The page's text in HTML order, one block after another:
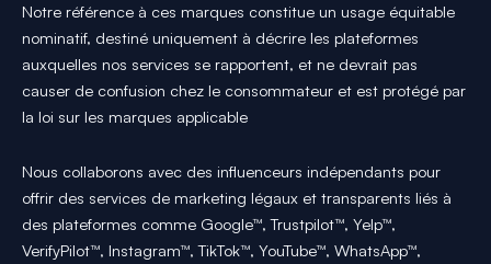
Notre référence à ces marques constitue un usage équitable
nominatif, destiné uniquement à décrire les plateformes
auxquelles nos services se rapportent, et ne devrait pas
causer de confusion chez le consommateur et est protégé par
la loi sur les marques applicable
Nous collaborons avec des influenceurs indépendants pour
offrir des services de marketing légaux et transparents liés à
des plateformes comme Google™, Trustpilot™, Yelp™,
VerifyPilot™, Instagram™, TikTok™, YouTube™, WhatsApp™,